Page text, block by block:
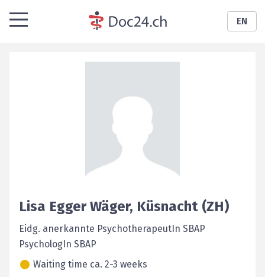
EN
Lisa Egger Wäger, Küsnacht (ZH)
Eidg. anerkannte PsychotherapeutIn SBAP
PsychologIn SBAP
Waiting time ca. 2-3 weeks